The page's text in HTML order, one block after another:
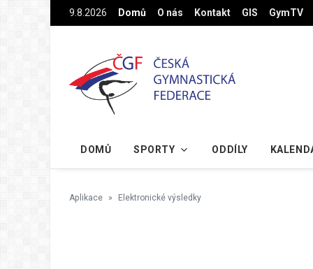
Na hlavní obsah9.8.2026 Domů O nás Kontakt GIS GymTV
DOMŮ SPORTY ODDÍLY
Aplikace Elektronické výsledky